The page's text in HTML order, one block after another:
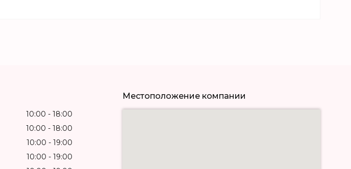
10:00
18:00
10:00
18:00
10:00
19:00
10:00
19:00
Местоположение компании